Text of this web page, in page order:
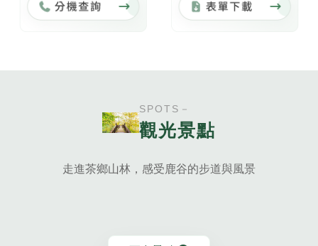
SPOTS－
觀光景點
走進茶鄉山林，感受鹿谷的步道與風景